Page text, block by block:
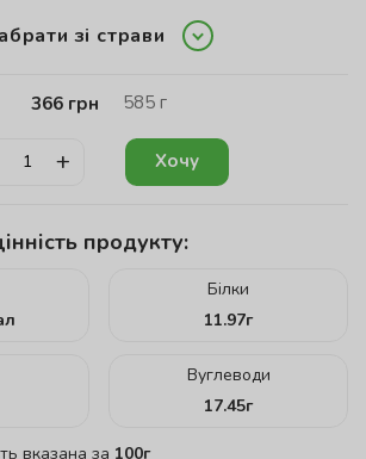
зі страви
366 грн 585 г
+ Хочу
продукту:
Білки
11.97г
Вуглеводи
17.45г
вказана за 100г